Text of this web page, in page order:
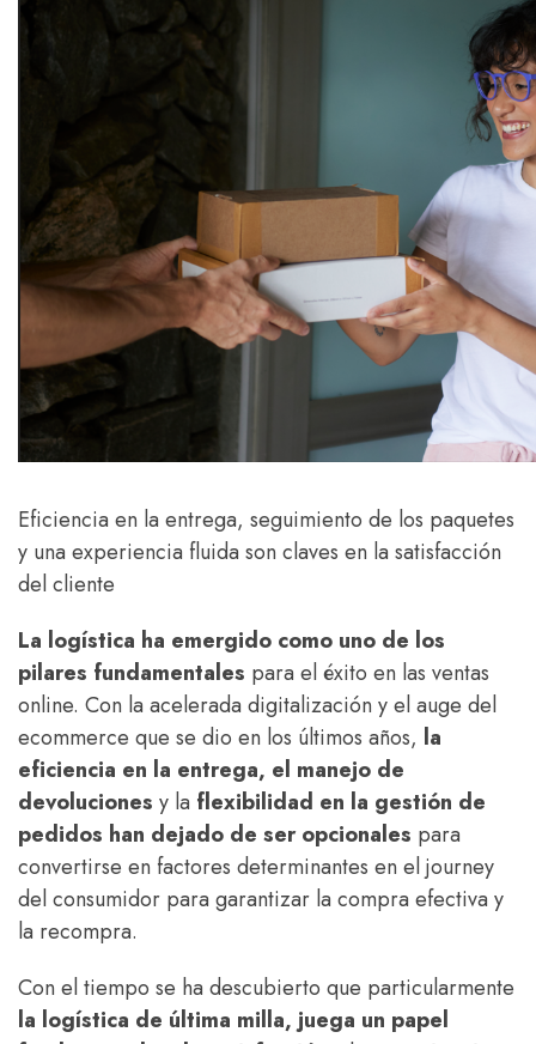
Eficiencia en la entrega, seguimiento de los paquetes
y una experiencia fluida son claves en la satisfacción
del cliente
La logística ha emergido como uno de los
pilares fundamentales para el éxito en las ventas
online. Con la acelerada digitalización y el auge del
ecommerce que se dio en los últimos años, la
eficiencia en la entrega, el manejo de
devoluciones y la flexibilidad en la gestión de
pedidos han dejado de ser opcionales para
convertirse en factores determinantes en el journey
del consumidor para garantizar la compra efectiva y
la recompra.
Con el tiempo se ha descubierto que particularmente
la logística de última milla, juega un papel